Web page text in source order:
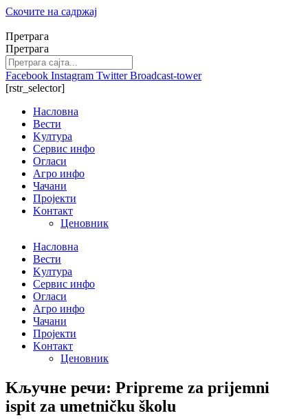
Скочите на садржај
Претрага
Претрага
Facebook Instagram Twitter Broadcast-tower
[rstr_selector]
Насловна
Вести
Kултура
Сервис инфо
Огласи
Агро инфо
Чачани
Пројекти
Kонтакт
Ценовник
Насловна
Вести
Kултура
Сервис инфо
Огласи
Агро инфо
Чачани
Пројекти
Kонтакт
Ценовник
Kључне речи: Pripreme za prijemni
ispit za umetničku školu